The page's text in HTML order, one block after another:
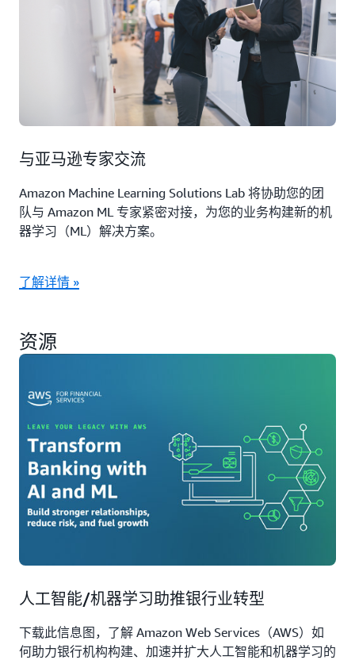
与亚马逊专家交流
Amazon Machine Learning Solutions Lab 将协助您的团
队与 Amazon ML 专家紧密对接，为您的业务构建新的机
器学习（ML）解决方案。
了解详情 »
资源
人工智能/机器学习助推银行业转型
下载此信息图，了解 Amazon Web Services（AWS）如
何助力银行机构构建、加速并扩大人工智能和机器学习的